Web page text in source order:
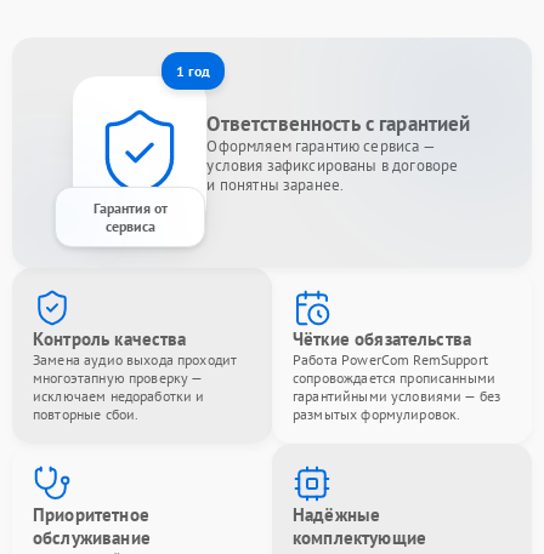
1 год
Гарантия от
сервиса
Ответственность с гарантией
Оформляем гарантию сервиса —
условия зафиксированы в договоре
и понятны заранее.
Контроль качества
Замена аудио выхода проходит
многоэтапную проверку —
исключаем недоработки и
повторные сбои.
Чёткие обязательства
Работа PowerCom RemSupport
сопровождается прописанными
гарантийными условиями — без
размытых формулировок.
Приоритетное
обслуживание
Надёжные
комплектующие